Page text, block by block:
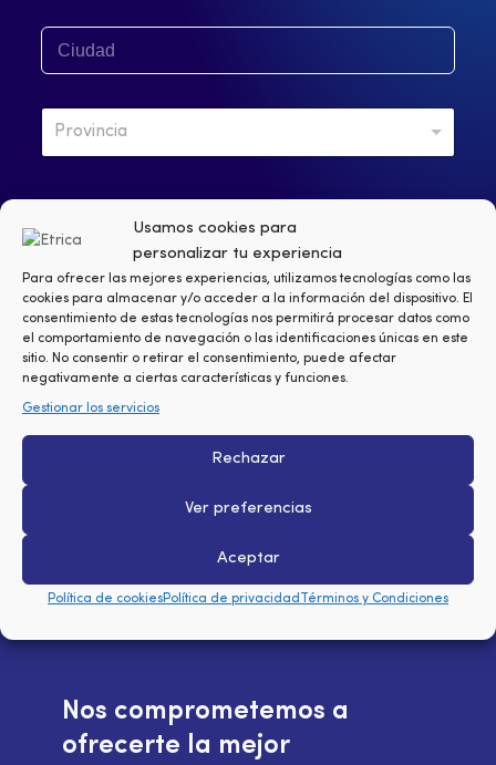
Usamos cookies para
personalizar tu experiencia
Para ofrecer las mejores experiencias, utilizamos tecnologías como las
cookies para almacenar y/o acceder a la información del dispositivo. El
consentimiento de estas tecnologías nos permitirá procesar datos como
el comportamiento de navegación o las identificaciones únicas en este
sitio. No consentir o retirar el consentimiento, puede afectar
negativamente a ciertas características y funciones.
Gestionar los servicios
Aceptar
Rechazar
Ver preferencias
Política de cookiesPolítica de privacidad Términos y Condiciones
R
*
C
U
*
P
O
I
C
A
*
Provincia
L
G
A
L
*
He leído y acepto lostérminos y condiciones
de privacidad.
S
U
S
C
R
I
Mantenedme informado sobre los productos, servicios,
ofertas y promociones de Etrica.
ENVIAR
Nos comprometemos a
ofrecerte la mejor